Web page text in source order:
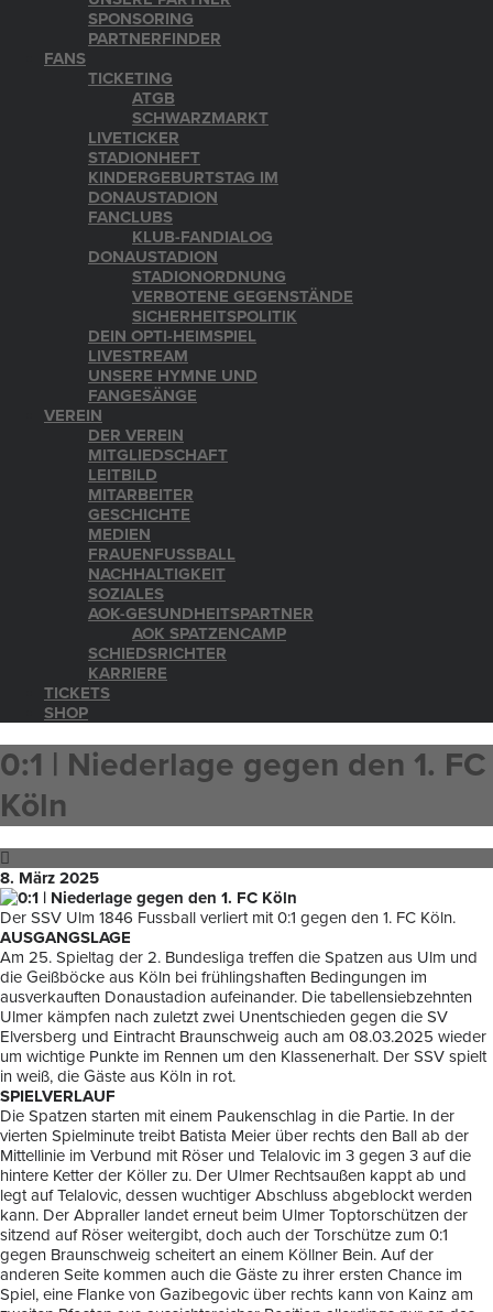
SPONSORING
PARTNERFINDER
FANS
TICKETING
ATGB
SCHWARZMARKT
LIVETICKER
STADIONHEFT
KINDERGEBURTSTAG IM
DONAUSTADION
FANCLUBS
KLUB-FANDIALOG
DONAUSTADION
STADIONORDNUNG
VERBOTENE GEGENSTÄNDE
SICHERHEITSPOLITIK
DEIN OPTI-HEIMSPIEL
LIVESTREAM
UNSERE HYMNE UND
FANGESÄNGE
VEREIN
DER VEREIN
MITGLIEDSCHAFT
LEITBILD
MITARBEITER
GESCHICHTE
MEDIEN
FRAUENFUSSBALL
NACHHALTIGKEIT
SOZIALES
AOK-GESUNDHEITSPARTNER
AOK SPATZENCAMP
SCHIEDSRICHTER
KARRIERE
TICKETS
SHOP
0:1 | Niederlage gegen den 1. FC
Köln
8. März 2025
Der SSV Ulm 1846 Fussball verliert mit 0:1 gegen den 1. FC Köln.
AUSGANGSLAGE
Am 25. Spieltag der 2. Bundesliga treffen die Spatzen aus Ulm und
die Geißböcke aus Köln bei frühlingshaften Bedingungen im
ausverkauften Donaustadion aufeinander. Die tabellensiebzehnten
Ulmer kämpfen nach zuletzt zwei Unentschieden gegen die SV
Elversberg und Eintracht Braunschweig auch am 08.03.2025 wieder
um wichtige Punkte im Rennen um den Klassenerhalt. Der SSV spielt
in weiß, die Gäste aus Köln in rot.
SPIELVERLAUF
Die Spatzen starten mit einem Paukenschlag in die Partie. In der
vierten Spielminute treibt Batista Meier über rechts den Ball ab der
Mittellinie im Verbund mit Röser und Telalovic im 3 gegen 3 auf die
hintere Ketter der Köller zu. Der Ulmer Rechtsaußen kappt ab und
legt auf Telalovic, dessen wuchtiger Abschluss abgeblockt werden
kann. Der Abpraller landet erneut beim Ulmer Toptorschützen der
sitzend auf Röser weitergibt, doch auch der Torschütze zum 0:1
gegen Braunschweig scheitert an einem Köllner Bein. Auf der
anderen Seite kommen auch die Gäste zu ihrer ersten Chance im
Spiel, eine Flanke von Gazibegovic über rechts kann von Kainz am